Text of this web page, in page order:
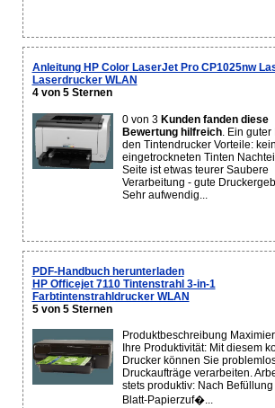
Anleitung HP Color LaserJet Pro CP1025nw
Laserdrucker WLAN
4 von 5 Sternen
0 von 3 Kunden fanden diese
Bewertung hilfreich. Ein guter
den Tintendrucker Vorteile:
eingetrockneten Tinten
Seite ist etwas teurer Saubere
Verarbeitung - gute
Sehr aufwendig...
PDF-Handbuch herunterladen
HP Officejet 7110 Tintenstrahl 3-in-1
Farbtintenstrahldrucker WLAN
5 von 5 Sternen
Produktbeschreibung
Ihre Produktivität: Mit diesem
Drucker können Sie
Druckaufträge verarbeiten.
stets produktiv: Nach
Blatt-Papierzuf�...